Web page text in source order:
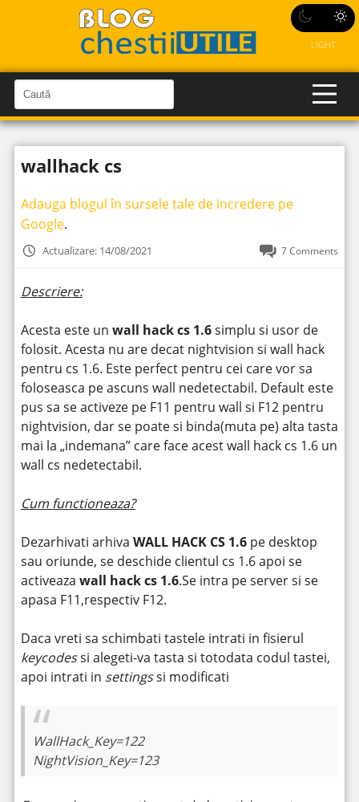
LIGHT
a
u
t
n
C
a
u
î
n
t
wallhack cs
Adauga blogul în sursele tale de incredere pe
Google.
Actualizare: 14/08/2021 7 Comments
Descriere:
Acesta este un wall hack cs 1.6simplu si usor de
folosit. Acesta nu are decat nightvision si wall hack
pentru cs 1.6. Este perfect pentru cei care vor sa
foloseasca pe ascuns wall nedetectabil. Default este
pus sa se activeze pe F11 pentru wall si F12 pentru
nightvision, dar se poate si binda(muta pe) alta tasta
mai la „indemana” care face acest wall hack cs 1.6 un
wall cs nedetectabil.
Cum functioneaza?
Dezarhivati arhiva WALL HACK CS 1.6pe desktop
sau oriunde, se deschide clientul cs 1.6 apoi se
activeaza wall hack cs 1.6.Se intra pe server si se
apasa F11,respectiv F12.
Daca vreti sa schimbati tastele intrati in fisierul
keycodessi alegeti-va tasta si totodata codul tastei,
apoi intrati in settingssi modificati
WallHack_Key=122
NightVision_Key=123